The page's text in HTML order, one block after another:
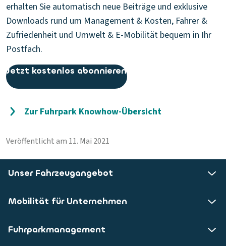
erhalten Sie automatisch neue Beiträge und exklusive
Downloads rund um Management & Kosten, Fahrer &
Zufriedenheit und Umwelt & E-Mobilität bequem in Ihr
Postfach.
Jetzt kostenlos abonnieren
Zur Fuhrpark Knowhow-Übersicht
Veröffentlicht am 11. Mai 2021
Unser Fahrzeugangebot
Mobilität für Unternehmen
Fuhrparkmanagement